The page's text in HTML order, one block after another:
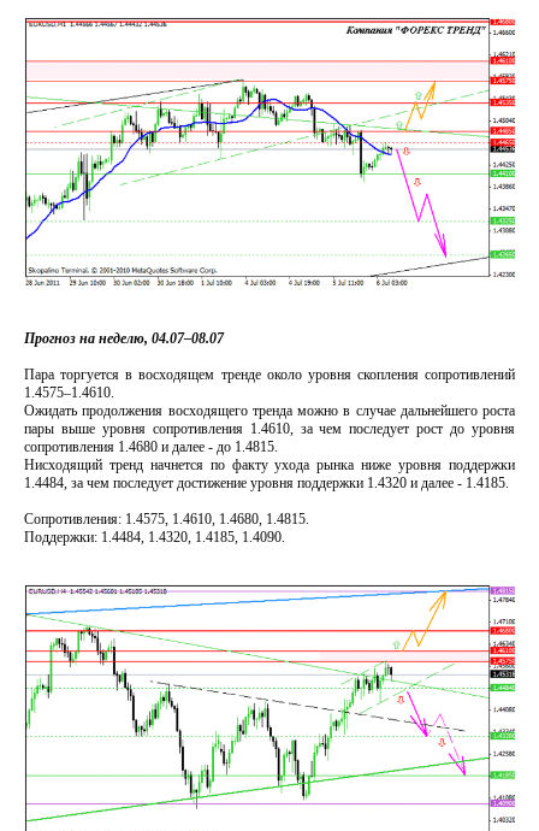
Прогноз на неделю, 04.07–08.07
Пара торгуется в восходящем тренде около уровня скопления сопротивлений
1.4575–1.4610.
Ожидать продолжения восходящего тренда можно в случае дальнейшего роста
пары выше уровня сопротивления 1.4610, за чем последует рост до уровня
сопротивления 1.4680 и далее - до 1.4815.
Нисходящий тренд начнется по факту ухода рынка ниже уровня поддержки
1.4484, за чем последует достижение уровня поддержки 1.4320 и далее - 1.4185.
Сопротивления: 1.4575, 1.4610, 1.4680, 1.4815.
Поддержки: 1.4484, 1.4320, 1.4185, 1.4090.